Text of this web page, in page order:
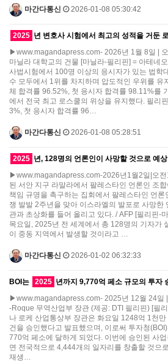
마간다통신 2026-01-08 05:30:42
2025 년 변호사 시험에서 최고의 성적을 거둔
▶www.magandapress.com- 2026년 1월 8일 |
마닐라 대학교의 건물 [마닐라-필리핀] = 아테네
사법시험에서 100명 이상의 응시자가 있는 법학
수 모두에서 1위를 차지하며 압도적인 우위를 유
체 합격률 96.52%, 첫 응시자 합격률 98.11%를
에서 전국 최고 로스쿨의 위상을 유지했다. 필리
3%, 첫 응시자 합격률 96…
마간다통신 2026-01-08 05:28:51
2025 년, 128명의 언론인이 사망할 것으로 예상
▶www.magandapress.com-2026년1월2일|오전
된 서안 지구 라말라에서 팔레스타인 언론인 조
책임 규명을 촉구하는 집회에서 팔레스타인 언론
쟁 발발 2주년을 맞아 이스라엘의 발포로 사망한
관과 초상화를 들어 올리고 있다. / AFP [필리핀-
목요일, 2025년 전 세계에서 총 128명의 기자가
이 중동 지역에서 발생할 것이라고 …
마간다통신 2026-01-02 06:32:33
BOI는 2025 년까지 9,770억 페소 규모의 투자
▶www.magandapress.com- 2025년 12월 24일
-Roque 무역산업부 장관 (제공: DTI 필리핀) [필
나 로케 산업통상부 장관은 화요일 1248억 1천
건을 승인했다고 발표했으며, 이로써 투자청
770억 페소에 달하게 되었다. 이번에 승인된 사
면 전국적으로 4,444개의 일자리를 창출할 것으
재생…